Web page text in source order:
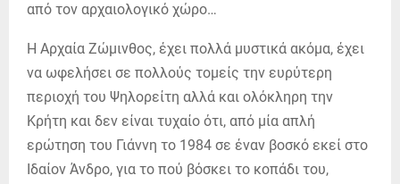
από τον αρχαιολογικό χώρο…
Η Αρχαία Ζώμινθος, έχει πολλά μυστικά ακόμα, έχει
να ωφελήσει σε πολλούς τομείς την ευρύτερη
περιοχή του Ψηλορείτη αλλά και ολόκληρη την
Κρήτη και δεν είναι τυχαίο ότι, από μία απλή
ερώτηση του Γιάννη το 1984 σε έναν βοσκό εκεί στο
Ιδαίον Άνδρο, για το πού βόσκει το κοπάδι του,